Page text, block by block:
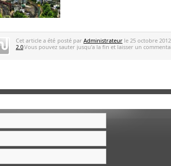
Cet article a été posté par Administrateurle 25 octobre
2.0.Vous pouvez sauter jusqu'a la fin et laisser un